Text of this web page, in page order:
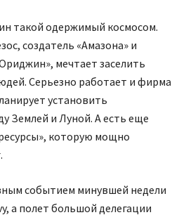
такой одержимый космосом.
создатель «Амазона» и
мечтает заселить
Серьезно работает и фирма
установить
Землей и Луной. А есть еще
которую мощно
событием минувшей недели
а полет большой делегации